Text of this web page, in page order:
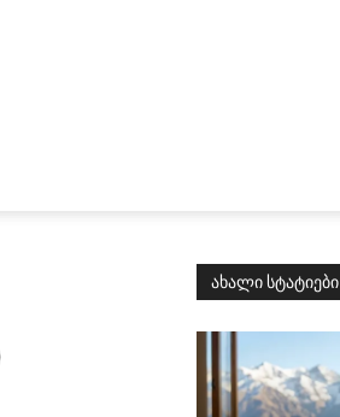
ახალი სტატიები